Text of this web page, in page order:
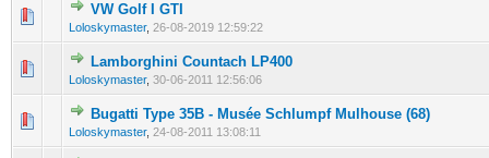
VW Golf I GTI
Loloskymaster, 26-08-2019 12:59:22
0 Votes - 0 sur 5 en moyenne
Lamborghini Countach LP400
Loloskymaster, 30-06-2011 12:56:06
0 Votes - 0 sur 5 en moyenne
123 45
Bugatti Type 35B - Musée Schlumpf Mulhouse (68)
Loloskymaster, 24-08-2011 13:08:11
0 Votes - 0 sur 5 en moyenne
12345